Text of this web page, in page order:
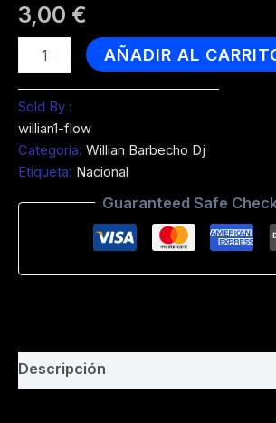
3,00 €
Vagabundo
Borracho
Y
Loco
Intro
Dj
150
AÑADIR AL
Sold By :
willian1-flow
Categoría: Willian Barbecho Dj
Etiqueta: Nacional
Guaranteed Safe
Descripción